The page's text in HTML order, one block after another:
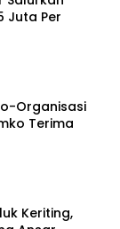
Juta Per
Organisasi
Terima
Keriting,